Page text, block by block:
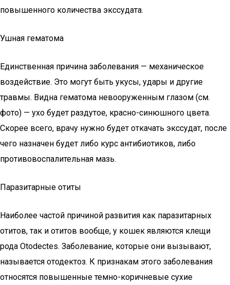
повышенного количества экссудата.
Ушная гематома
Единственная причина заболевания — механическое
воздействие. Это могут быть укусы, удары и другие
травмы. Видна гематома невооруженным глазом (см.
фото) — ухо будет раздутое, красно-синюшного цвета.
Скорее всего, врачу нужно будет откачать экссудат, после
чего назначен будет либо курс антибиотиков, либо
противовоспалительная мазь.
Паразитарные отиты
Наиболее частой причиной развития как паразитарных
отитов, так и отитов вообще, у кошек являются клещи
рода Otodectes. Заболевание, которые они вызывают,
называется отодектоз. К признакам этого заболевания
относятся повышенные темно-коричневые сухие